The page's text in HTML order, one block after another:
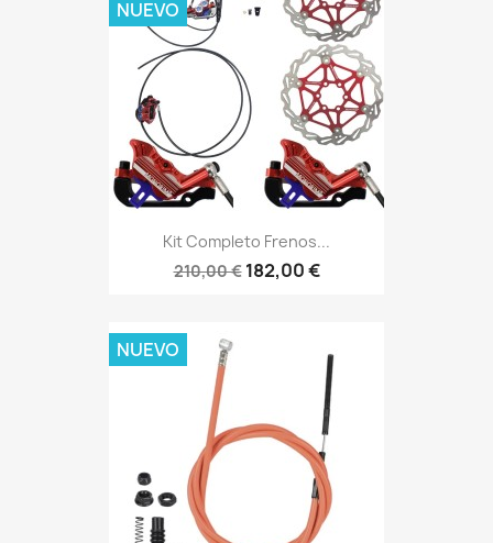
Kit Completo Frenos...
210,00 € 182,00 €
NUEVO
NUEVO